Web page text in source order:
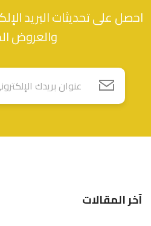
احصل على تحديثات البريد
والعروض
آخر المقالات